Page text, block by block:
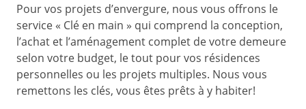
Pour vos projets d’envergure, nous vous offrons le
service « Clé en main » qui comprend la conception,
l’achat et l’aménagement complet de votre demeure
selon votre budget, le tout pour vos résidences
personnelles ou les projets multiples. Nous vous
remettons les clés, vous êtes prêts à y habiter!